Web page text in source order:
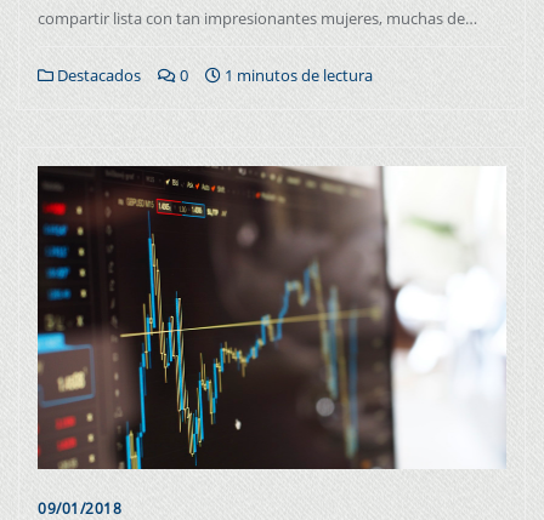
compartir lista con tan impresionantes mujeres, muchas de…
Destacados 0 1 minutos de lectura
09/01/2018